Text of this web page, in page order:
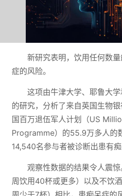
新研究表明，饮用任何数
症的风险。
这项由牛津大学、耶鲁大
的研究，分析了来自英国生物
国百万退伍军人计划（US
Programme）的55.9万多人的
14,540名参与者被诊断出患有痴
观察性数据的结果令人震
周饮用40杯或更多）以及不饮